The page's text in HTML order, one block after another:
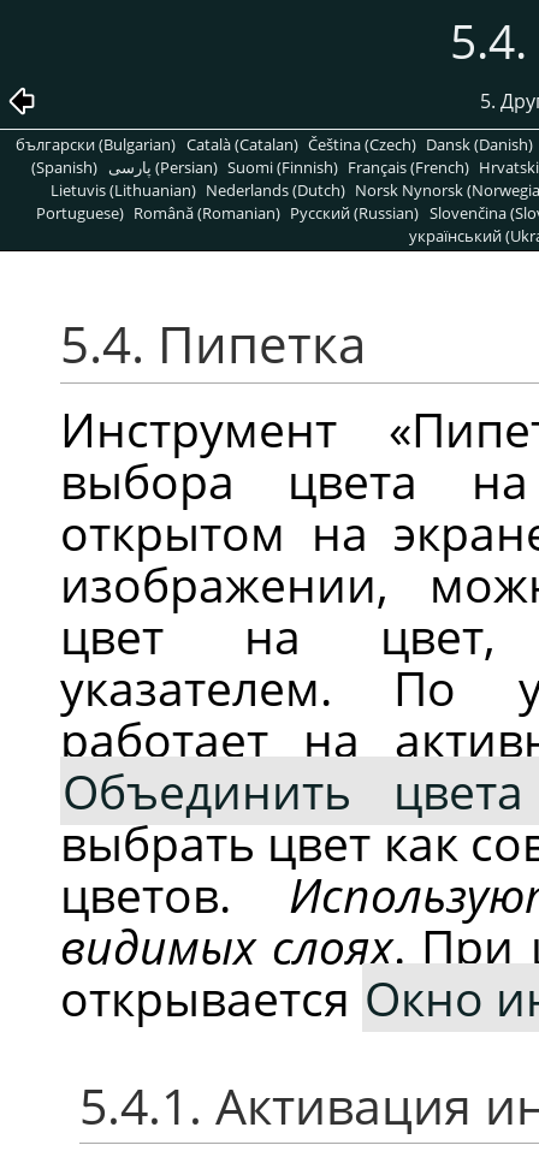
5.
български (Bulgarian) Català (Catalan) Čeština (Czech) Dansk (Danish)
(Spanish)
پارسی (Persian) Suomi (Finnish) Français (French)
Lietuvis (Lithuanian) Nederlands (Dutch) Norsk Nynorsk
Portuguese) Română (Romanian) Pусский (Russian) Slovenčina
український
5.4. Пипетка
Инструмент
выбора цвета
открытом на
изображении,
цвет на цвет,
указателем. По
работает на
Объединить
выбрать цвет как
цветов.
видимых слоях. При
открывается Окно
5.4.1. Активация